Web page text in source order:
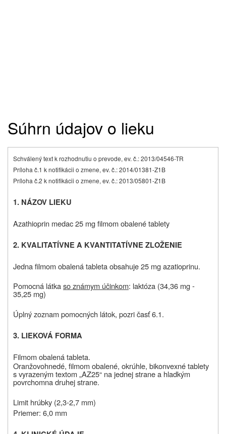
Súhrn údajov o lieku
Schválený text k rozhodnutiu o prevode, ev. č.: 2013/04546-TR
Príloha č.1 k notifikácii o zmene, ev. č.: 2014/01381-Z1B
Príloha č.2 k notifikácii o zmene, ev. č.: 2013/05801-Z1B
1. NÁZOV LIEKU
Azathioprin medac 25 mg filmom obalené tablety
2. KVALITATÍVNE A KVANTITATÍVNE ZLOŽENIE
Jedna filmom obalená tableta obsahuje 25 mg azatioprinu.
Pomocná látkaso známym účinkom: laktóza (34,36 mg ‑
35,25 mg)
Úplný zoznam pomocných látok, pozri časť 6.1.
3. LIEKOVÁ FORMA
Filmom obalená tableta.
Oranžovohnedé, filmom obalené, okrúhle, bikonvexné tablety
s vyrazeným textom „AZ25“ na jednej strane a hladkým
povrchomna druhej strane.
Limit hrúbky (2,3‑2,7 mm)
Priemer: 6,0 mm